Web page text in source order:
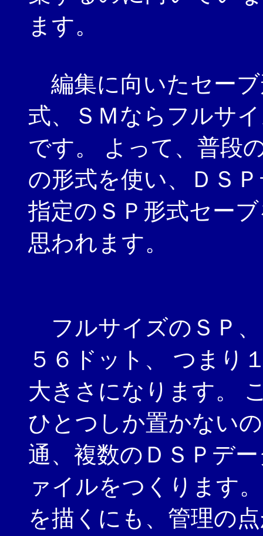
ます。
編集に向いたセー
式、ＳＭならフルサ
です。 よって、普段
の形式を使い、ＤＳ
指定のＳＰ形式セー
思われます。
フルサイズのＳＰ
５６ドット、 つまり
大きさになります。
ひとつしか置かない
通、複数のＤＳＰデ
ァイルをつくります
を描くにも、管理の